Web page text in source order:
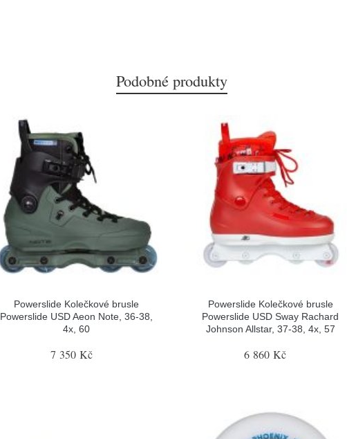
Podobné produkty
Powerslide Kolečkové brusle
Powerslide USD Aeon Note, 36-38,
4x, 60
7 350 Kč
Powerslide Kolečkové brusle
Powerslide USD Sway Rachard
Johnson Allstar, 37-38, 4x, 57
6 860 Kč